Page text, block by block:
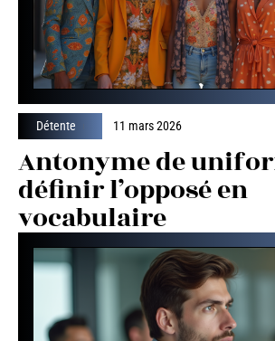
Détente 11 mars 2026
Antonyme de
définir l’opposé en
vocabulaire